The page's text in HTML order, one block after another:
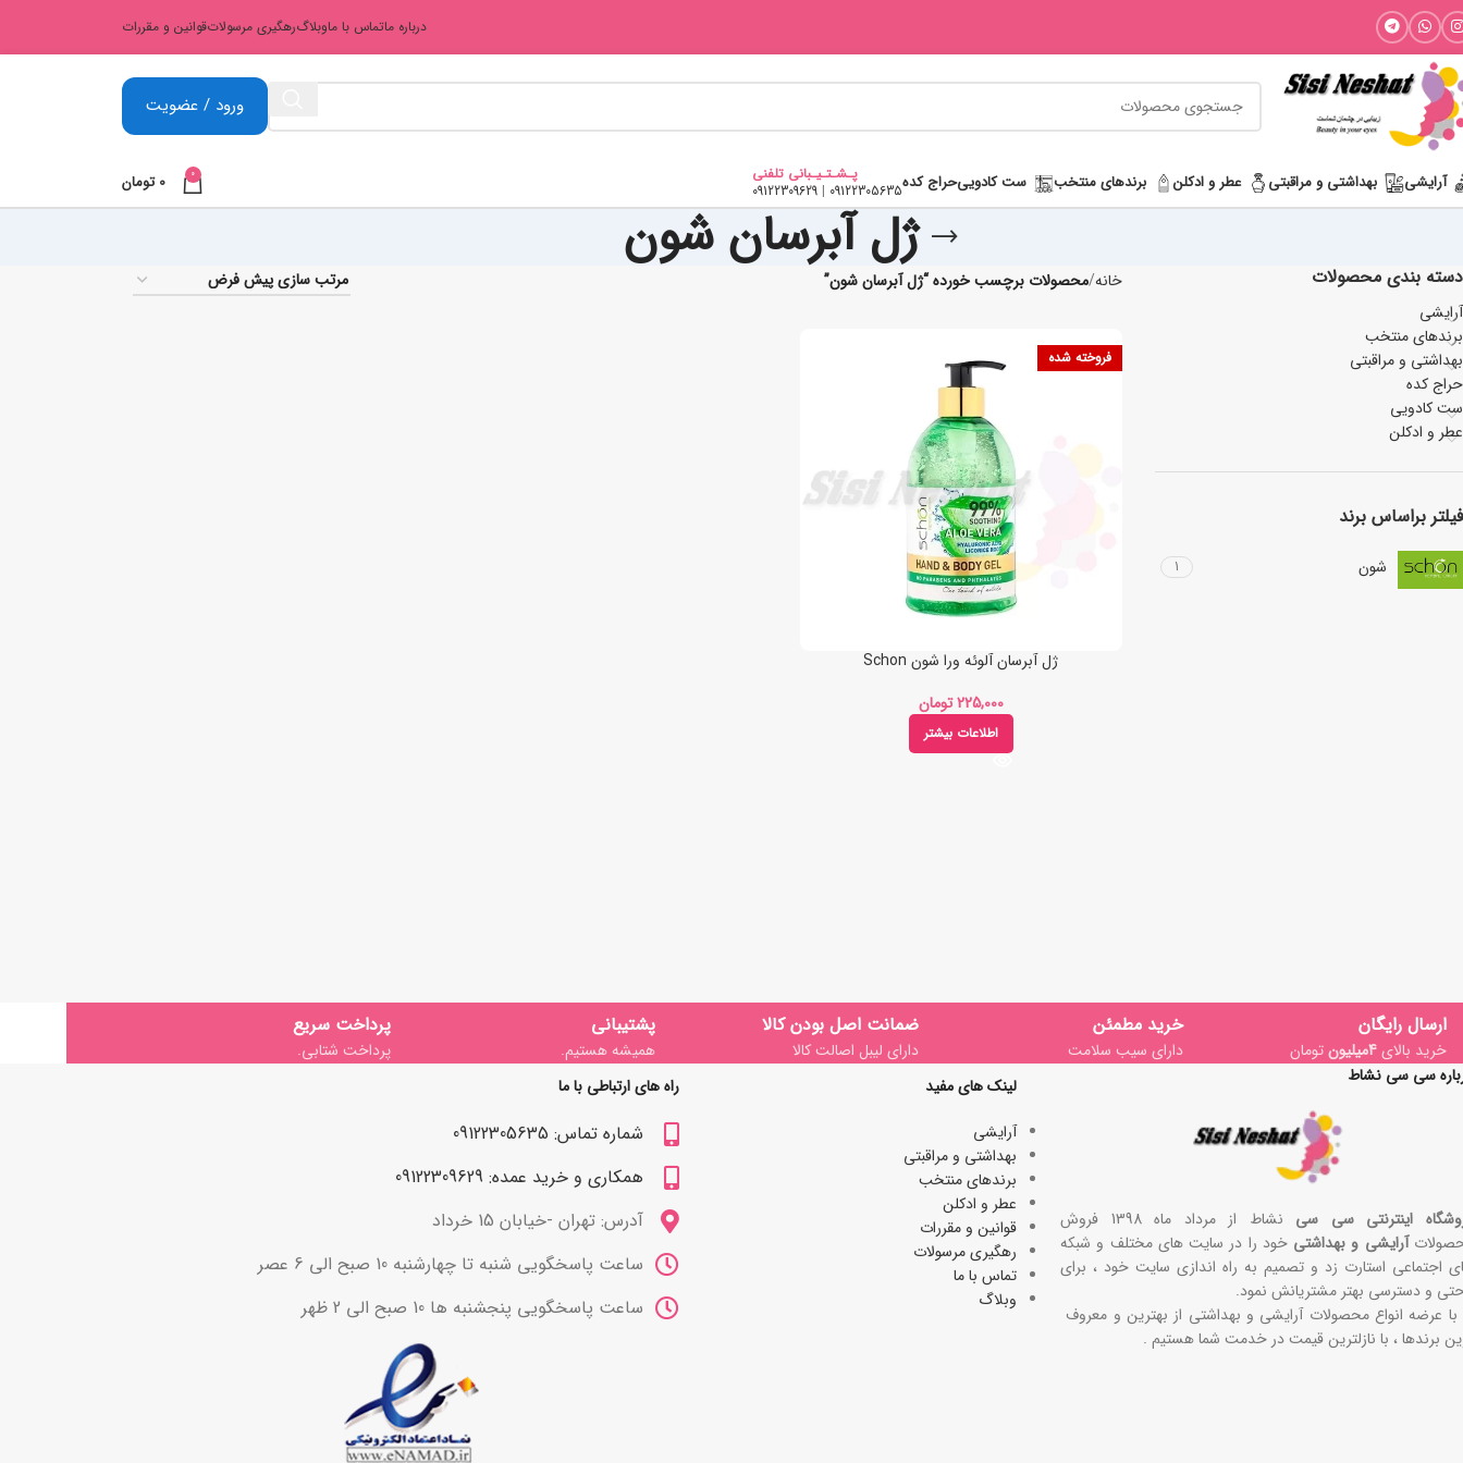
درباره ماتماس با ماوبلاگرهگیری مرسولاتقوانین و مقررات
ورود / عضویت
آرایشی بھداشتی و مراقبتی عطر و ادکلن برندهای منتخب ست کادوییحراج کده
پـشـتـیـبانی تلفنی
09122305635
|
09122309629
0
0 تومان
ژل آبرسان شون
دسته بندی محصولات
آرایشی
برندهای منتخب
بھداشتی و مراقبتی
حراج کده
ست کادویی
عطر و ادکلن
فیلتر براساس برند
شون 1
خانه محصولات برچسب خورده “ژل آبرسان شون”
فروخته شده
ژل آبرسان آلوئه ورا شون Schon
تومان
اطلاعات بیشتر
ارسال رایگان
خرید بالای4میلیون تومان
خرید مطمئن
دارای سیب سلامت
ضمانت اصل بودن کالا
دارای لیبل اصالت کالا
پشتیبانی
همیشه هستیم.
پرداخت سریع
پرداخت شتابی.
سی سی نشاط
اینترنتی سی سی
نشاط از مرداد ماه 1398 فروش
آرایشی و بهداشتی خود را در سایت های مختلف و شبکه
اجتماعی استارت زد و تصمیم به راه اندازی سایت خود ، برای
و دسترسی بهتر مشتریانش نمود.
با عرضه انواع محصولات آرایشی و بهداشتی از بهترین و معروف
برندها ، با نازلترین قیمت در خدمت شما هستیم .
لینک های مفید
آرایشی
بھداشتی و مراقبتی
برندهای منتخب
عطر و ادکلن
قوانین و مقررات
رهگیری مرسولات
تماس با ما
وبلاگ
راه های ارتباطی با ما
شماره تماس: 09122305635
همکاری و خرید عمده: 09122309629
آدرس: تهران -خیابان 15 خرداد
ساعت پاسخگویی شنبه تا چهارشنبه 10 صبح الی 6 عصر
ساعت پاسخگویی پنجشنبه ها 10 صبح الی 2 ظهر